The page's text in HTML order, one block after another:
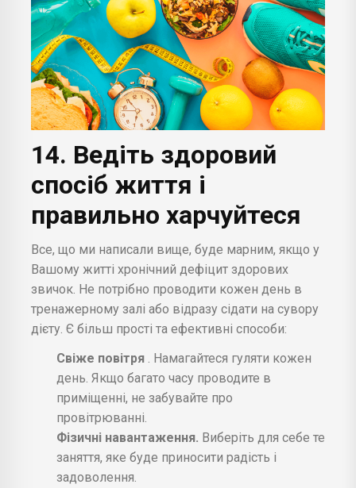
14. Ведіть здоровий
спосіб життя і
правильно харчуйтеся
Все, що ми написали вище, буде марним, якщо у
Вашому житті хронічний дефіцит здорових
звичок. Не потрібно проводити кожен день в
тренажерному залі або відразу сідати на сувору
дієту. Є більш прості та ефективні способи:
Свіже повітря . Намагайтеся гуляти кожен
день. Якщо багато часу проводите в
приміщенні, не забувайте про
провітрюванні.
Фізичні навантаження. Виберіть для себе те
заняття, яке буде приносити радість і
задоволення.